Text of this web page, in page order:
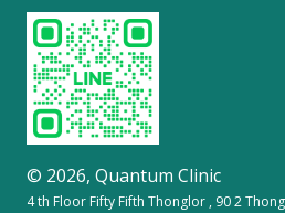
© 2026, Quantum Clinic
4 th Floor Fifty Fifth Thonglor , 90 2